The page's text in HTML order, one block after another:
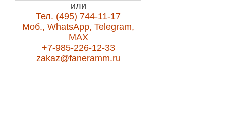
или
Тел. (495) 744-11-17
Моб., WhatsApp, Telegram,
MAX
+7-985-226-12-33
zakaz@faneramm.ru